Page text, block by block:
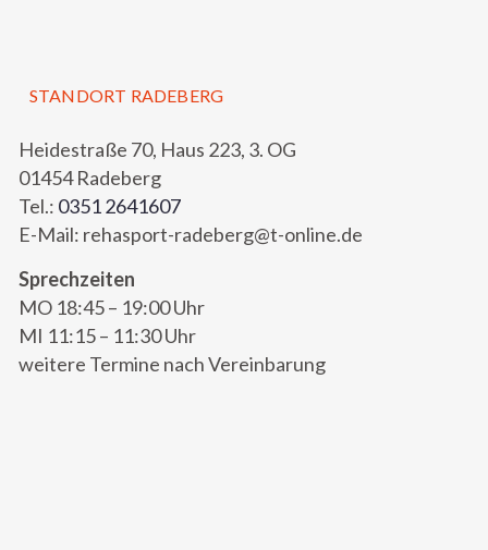
STANDORT RADEBERG
Heidestraße 70, Haus 223, 3. OG
01454 Radeberg
Tel.: 0351 2641607
E-Mail: rehasport-radeberg@t-online.de
Sprechzeiten
MO 18:45 – 19:00 Uhr
MI 11:15 – 11:30 Uhr
weitere Termine nach Vereinbarung